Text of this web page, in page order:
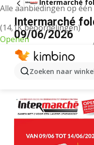
Alle aanbiedingen op
(14,1K beoordelingen)
Openen
Zoeken naar
Intermarché
Intermarché
09/06/2026